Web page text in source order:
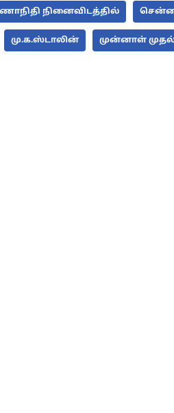
நினைவிடத்தில்
மு.க.ஸ்டாலின் முன்னாள்